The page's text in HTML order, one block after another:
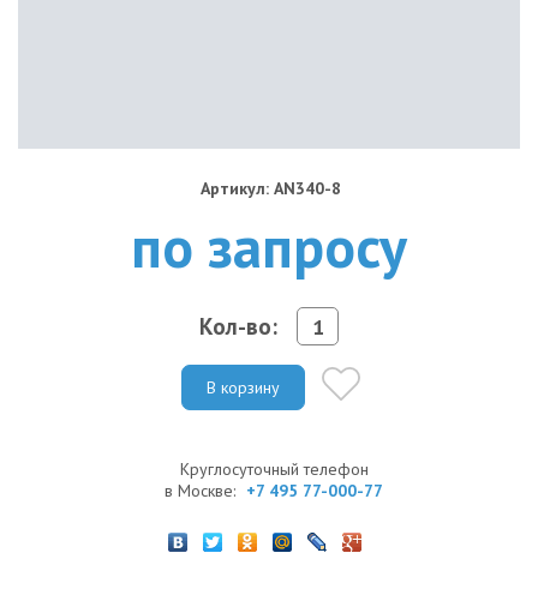
Артикул: AN340-8
по запросу
Кол-во:
В корзину
Круглосуточный телефон
в Москве: +7 495 77-000-77